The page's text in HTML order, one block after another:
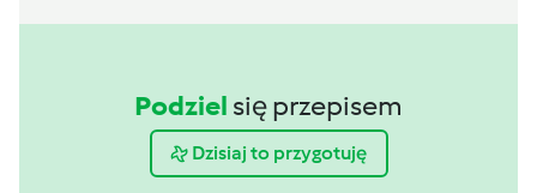
Podziel się przepisem
Dzisiaj to przygotuję